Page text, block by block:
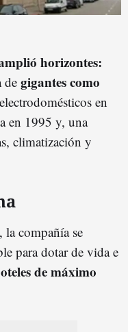
horizontes:
de gigantes como
en
en 1995 y, una
climatización y
la compañía se
para dotar de vida e
de máximo